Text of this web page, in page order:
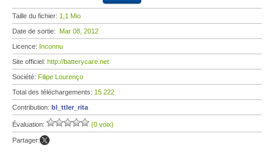
Taille du fichier: 1,1 Mio
Date de sortie: Mar 08, 2012
Licence: Inconnu
Site officiel: http://batterycare.net
Société: Filipe Lourenço
Total des téléchargements: 15 222
Contribution: bl_ttler_rita
Évaluation: (0 voix)
Partager: